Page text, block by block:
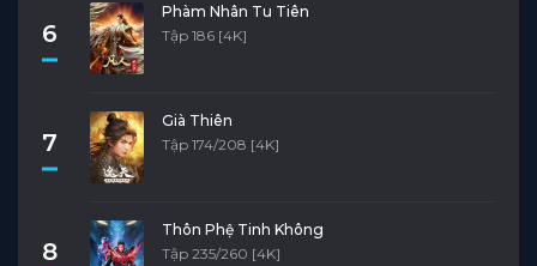
6
Phàm Nhân Tu Tiên
Tập 186 [4K]
7
Già Thiên
Tập 174/208 [4K]
8
Thôn Phệ Tinh Không
Tập 235/260 [4K]